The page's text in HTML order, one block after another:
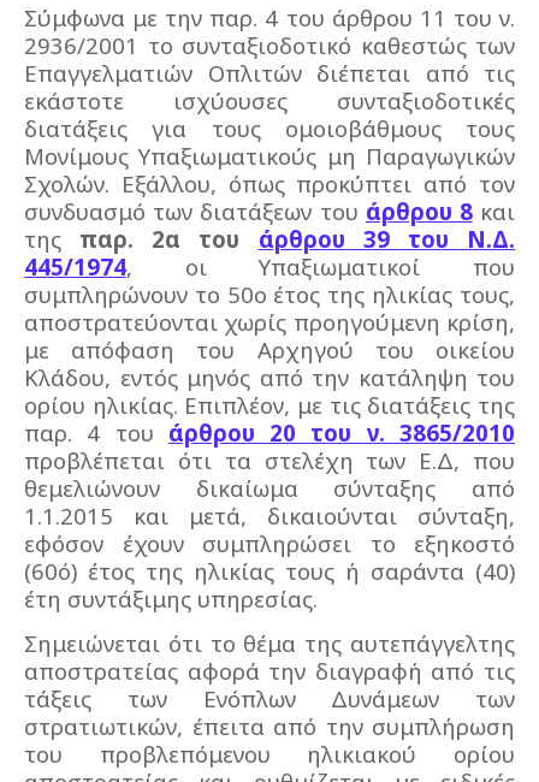
Σύμφωνα με την παρ. 4 του άρθρου 11 του ν.
2936/2001 το συνταξιοδοτικό καθεστώς των
Επαγγελματιών Οπλιτών διέπεται από τις
εκάστοτε ισχύουσες συνταξιοδοτικές
διατάξεις για τους ομοιοβάθμους τους
Μονίμους Υπαξιωματικούς μη Παραγωγικών
Σχολών. Εξάλλου, όπως προκύπτει από τον
συνδυασμό των διατάξεων του άρθρου 8και
της παρ. 2α του άρθρου 39 του Ν.Δ.
445/1974, οι Υπαξιωματικοί που
συμπληρώνουν το 50ο έτος της ηλικίας τους,
αποστρατεύονται χωρίς προηγούμενη κρίση,
με απόφαση του Αρχηγού του οικείου
Κλάδου, εντός μηνός από την κατάληψη του
ορίου ηλικίας. Επιπλέον, με τις διατάξεις της
παρ. 4 του άρθρου 20 του ν. 3865/2010
προβλέπεται ότι τα στελέχη των Ε.Δ, που
θεμελιώνουν δικαίωμα σύνταξης από
1.1.2015 και μετά, δικαιούνται σύνταξη,
εφόσον έχουν συμπληρώσει το εξηκοστό
(60ό) έτος της ηλικίας τους ή σαράντα (40)
έτη συντάξιμης υπηρεσίας.
Σημειώνεται ότι το θέμα της αυτεπάγγελτης
αποστρατείας αφορά την διαγραφή από τις
τάξεις των Ενόπλων Δυνάμεων των
στρατιωτικών, έπειτα από την συμπλήρωση
του προβλεπόμενου ηλικιακού ορίου